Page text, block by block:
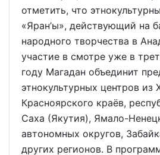
отметить, что
«Яран’ы», действующий на
народного творчества в
участие в смотре уже в
году Магадан объединит
этнокультурных центров из
Красноярского краёв,
Саха (Якутия), Ямало-
автономных округов,
других регионов. В